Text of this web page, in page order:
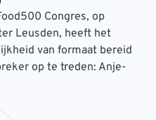
Congres, op
Leusden, heeft het
van formaat bereid
op te treden: Anje-